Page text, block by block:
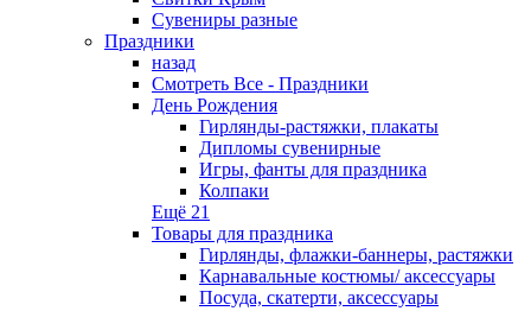
Сувениры разные
Праздники
назад
Смотреть Все - Праздники
День Рождения
Гирлянды-растяжки, плакаты
Дипломы сувенирные
Игры, фанты для праздника
Колпаки
Ещё 21
Товары для праздника
Гирлянды, флажки-баннеры, растяжки
Карнавальные костюмы/ аксессуары
Посуда, скатерти, аксессуары